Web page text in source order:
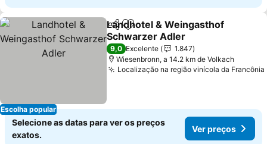
Escolha popular
PartilharAdicionar aos favoritos
Landhotel & Weingasthof
Schwarzer Adler
Ver preços
9,0 Excelente
1.847
Wiesenbronn, a 14.2 km de Volkach
Localização na região vinícola da Francônia
Selecione as datas para ver os preços
exatos.
Ver preços